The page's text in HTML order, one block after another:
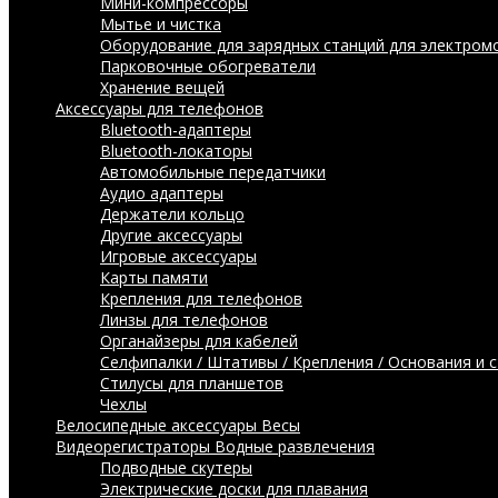
Мытье и чистка
Оборудование для зарядных станций для
Парковочные обогреватели
Хранение вещей
Аксессуары для телефонов
Bluetooth-адаптеры
Bluetooth-локаторы
Автомобильные передатчики
Аудио адаптеры
Держатели кольцо
Другие аксессуары
Игровые аксессуары
Карты памяти
Крепления для телефонов
Линзы для телефонов
Органайзеры для кабелей
Селфипалки / Штативы / Крепления / Основания и
Стилусы для планшетов
Чехлы
Велосипедные аксессуары Весы
Видеорегистраторы Водные развлечения
Подводные скутеры
Электрические доски для плавания